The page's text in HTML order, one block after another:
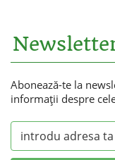
Abonează-te la
informaţii despre